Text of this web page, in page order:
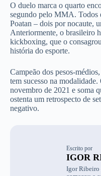
O duelo marca o quarto
segundo pelo MMA. Todos
Poatan – dois por nocaute,
Anteriormente, o brasileiro
kickboxing, que o
história do esporte.
Campeão dos pesos-
tem sucesso na
novembro de 2021 e soma
ostenta um retrospecto de
negativo.
Escrito por
IGOR
Igor Ribeiro